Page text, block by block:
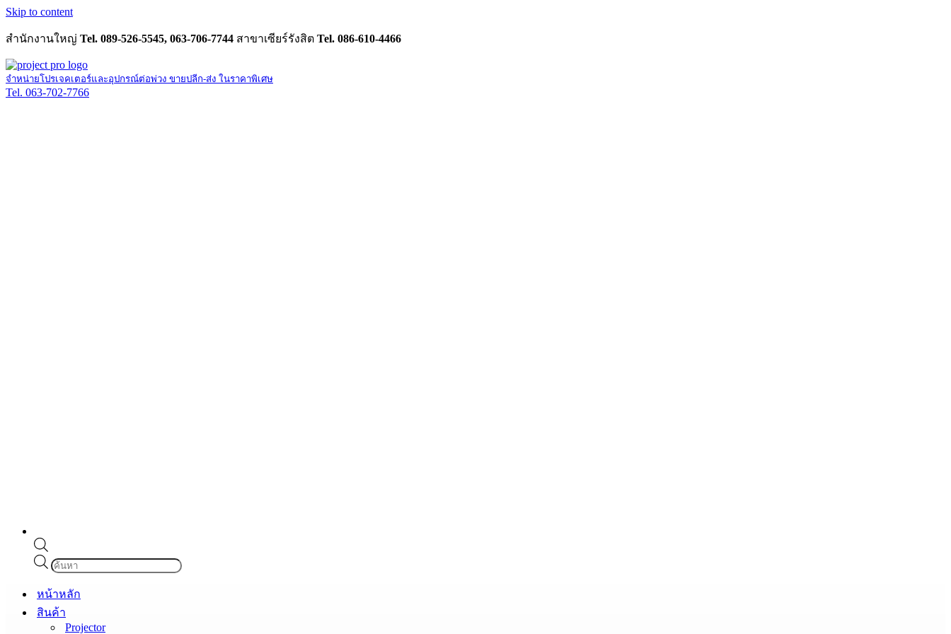
Skip to content
สำนักงานใหญ่ Tel. 089-526-5545, 063-706-7744 สาขาเซียร์รังสิต Tel. 086-610-4466
จำหน่ายโปรเจคเตอร์และอุปกรณ์ต่อพ่วง ขายปลีก-ส่ง ในราคาพิเศษ
Tel. 063-702-7766
Products
search
หน้าหลัก
สินค้า
Projector